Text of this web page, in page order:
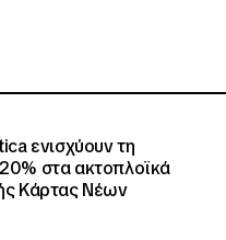
ενισχύουν τη
στα ακτοπλοϊκά
Κάρτας Νέων